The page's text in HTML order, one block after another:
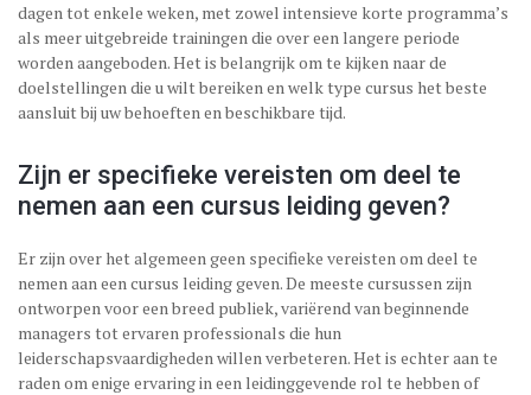
dagen tot enkele weken, met zowel intensieve korte programma’s
als meer uitgebreide trainingen die over een langere periode
worden aangeboden. Het is belangrijk om te kijken naar de
doelstellingen die u wilt bereiken en welk type cursus het beste
aansluit bij uw behoeften en beschikbare tijd.
Zijn er specifieke vereisten om deel te
nemen aan een cursus leiding geven?
Er zijn over het algemeen geen specifieke vereisten om deel te
nemen aan een cursus leiding geven. De meeste cursussen zijn
ontworpen voor een breed publiek, variërend van beginnende
managers tot ervaren professionals die hun
leiderschapsvaardigheden willen verbeteren. Het is echter aan te
raden om enige ervaring in een leidinggevende rol te hebben of